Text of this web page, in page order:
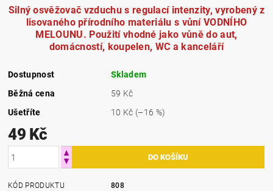
Silný osvěžovač vzduchu s regulací intenzity, vyrobený z
lisovaného přírodního materiálu s vůní VODNÍHO
MELOUNU. Použití vhodné jako vůně do aut,
domácností, koupelen, WC a kanceláří
Dostupnost
Skladem
Běžná cena
59 Kč
Ušetříte
10 Kč (–16 %)
49 Kč
KÓD PRODUKTU
808